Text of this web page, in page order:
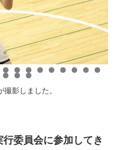
影しました。
委員会に参加してき